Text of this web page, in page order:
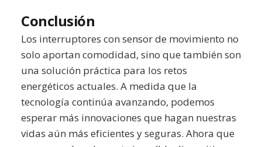
Conclusión
Los interruptores con sensor de movimiento no
solo aportan comodidad, sino que también son
una solución práctica para los retos
energéticos actuales. A medida que la
tecnología continúa avanzando, podemos
esperar más innovaciones que hagan nuestras
vidas aún más eficientes y seguras. Ahora que